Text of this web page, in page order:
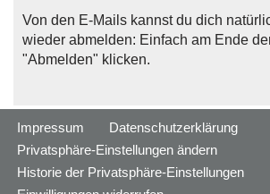
Von den E-Mails kannst du dich
wieder abmelden: Einfach am Ende
"Abmelden" klicken.
Impressum
Datenschutzerklärung
Privatsphäre-Einstellungen ändern
Historie der Privatsphäre-Einstellungen